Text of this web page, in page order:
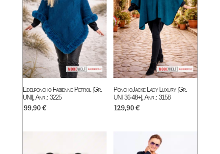
Edelponcho Fabienne Petrol |Gr.
UNI|, Anr.: 3225
99,90€
PonchoJacke Lady Luxury |Gr.
UNI 36-48+|, Anr.: 3158
129,90€